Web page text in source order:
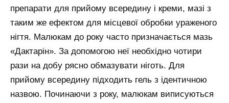
препарати для прийому всередину і креми, мазі з
таким же ефектом для місцевої обробки ураженого
нігтя. Малюкам до року часто призначається мазь
«Дактарін». За допомогою неї необхідно чотири
рази на добу рясно обмазувати ніготь. Для
прийому всередину підходить гель з ідентичною
назвою. Починаючи з року, малюкам виписуються